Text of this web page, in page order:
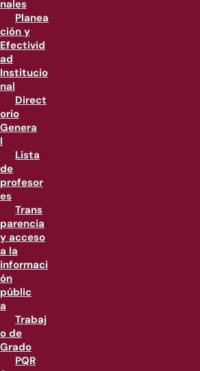
nales
Planea
ción y
Efectivid
ad
Institucio
nal
Direct
orio
Genera
l
Lista
de
profesor
es
Trans
parencia
y acceso
a la
informaci
ón
públic
a
Trabaj
o de
Grado
PQR